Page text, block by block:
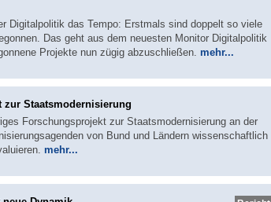
Digitalpolitik das Tempo: Erstmals sind doppelt so viele
Das geht aus dem neuesten Monitor Digitalpolitik
Projekte nun zügig abzuschließen. mehr...
zur Staatsmodernisierung
Forschungsprojekt zur Staatsmodernisierung an der
von Bund und Ländern wissenschaftlich
mehr...